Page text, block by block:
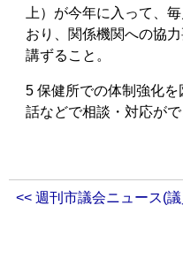
上）が今年に入って、
おり、関係機関への協
講ずること。
5 保健所での体制強化
話などで相談・対応が
<< 週刊市議会ニュース(